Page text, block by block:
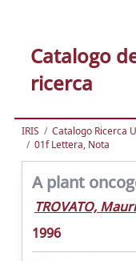
Catalogo
ricerca
IRIS Catalogo Ricerca
01f Lettera, Nota
A plant
TROVATO,
1996